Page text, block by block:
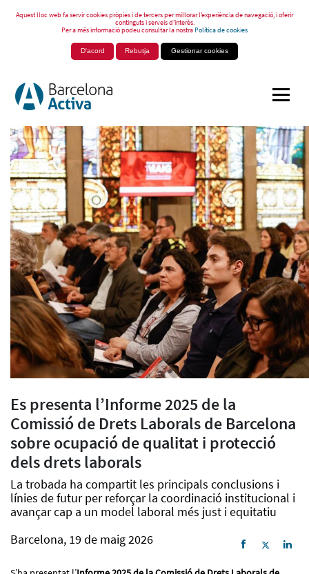
Aquest lloc web fa servir cookies pròpies i de tercers per millorar l’experiència de navegació, i oferir
continguts i serveis d’interès.
Per a més informació podeu consultar la nostraPolítica de cookies
D'acord Rebutja Gestionar cookies
Es presenta l’Informe 2025 de la
Comissió de Drets Laborals de Barcelona
sobre ocupació de qualitat i protecció
dels drets laborals
La trobada ha compartit les principals conclusions i
línies de futur per reforçar la coordinació institucional i
avançar cap a un model laboral més just i equitatiu
Barcelona, 19 de maig 2026